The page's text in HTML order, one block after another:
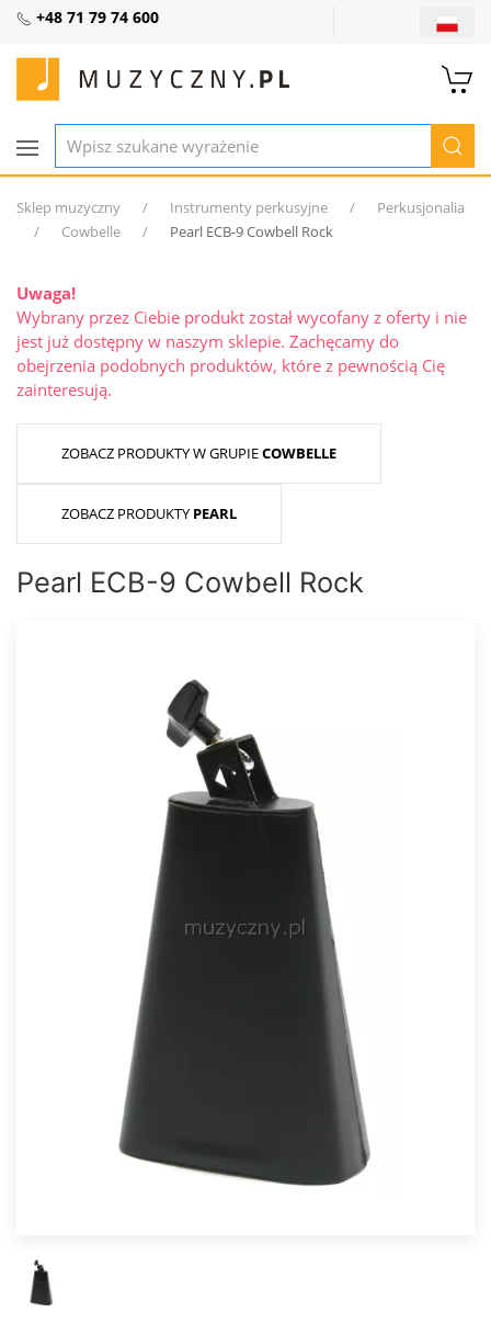
+48 71 79 74 600
Sklep muzyczny Instrumenty perkusyjne
Perkusjonalia
Cowbelle
Pearl ECB-9 Cowbell Rock
Uwaga!
Wybrany przez Ciebie produkt został wycofany z oferty i nie
jest już dostępny w naszym sklepie. Zachęcamy do
obejrzenia podobnych produktów, które z pewnością Cię
zainteresują.
ZOBACZ PRODUKTY W GRUPIECOWBELLE
ZOBACZ PRODUKTY PEARL
Pearl ECB-9 Cowbell Rock